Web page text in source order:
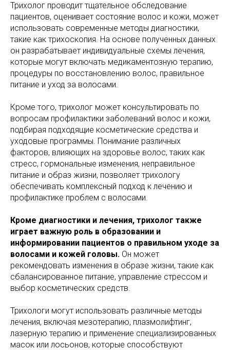
Трихолог проводит тщательное обследование
пациентов, оценивает состояние волос и кожи, может
использовать современные методы диагностики,
такие как трихоскопия. На основе полученных данных
он разрабатывает индивидуальные схемы лечения,
которые могут включать медикаментозную терапию,
процедуры по восстановлению волос, правильное
питание и уход за волосами.
Кроме того, трихолог может консультировать по
вопросам профилактики заболеваний волос и кожи,
подбирая подходящие косметические средства и
уходовые программы. Понимание различных
факторов, влияющих на здоровье волос, таких как
стресс, гормональные изменения, неправильное
питание и образ жизни, позволяет трихологу
обеспечивать комплексный подход к лечению и
профилактике проблем с волосами.
Кроме диагностики и лечения, трихолог также
играет важную роль в образовании и
информировании пациентов о правильном уходе за
волосами и кожей головы. Он может
рекомендовать изменения в образе жизни, такие как
сбалансированное питание, управление стрессом и
выбор косметических средств.
Трихологи могут использовать различные методы
лечения, включая мезотерапию, плазмолифтинг,
лазерную терапию и применение специализированных
масок или лосьонов, которые способствуют